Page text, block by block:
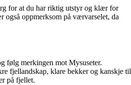
for at du har riktig utstyr og klær for
også oppmerksom på værvarselet, da
følg merkingen mot Mysuseter.
fjellandskap, klare bekker og kanskje til
på fjellet.